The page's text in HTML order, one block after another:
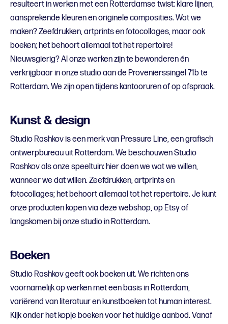
resulteert in werken met een Rotterdamse twist: klare lijnen,
aansprekende kleuren en originele composities. Wat we
maken? Zeefdrukken, artprints en fotocollages, maar ook
boeken; het behoort allemaal tot het repertoire!
Nieuwsgierig? Al onze werken zijn te bewonderen én
verkrijgbaar in onze studio aan de Provenierssingel 71b te
Rotterdam. We zijn open tijdens kantooruren of op afspraak.
Kunst & design
Studio Rashkov is een merk van Pressure Line, een grafisch
ontwerpbureau uit Rotterdam. We beschouwen Studio
Rashkov als onze speeltuin: hier doen we wat we willen,
wanneer we dat willen. Zeefdrukken, artprints en
fotocollages; het behoort allemaal tot het repertoire. Je kunt
onze producten kopen via deze webshop, op Etsy of
langskomen bij onze studio in Rotterdam.
Boeken
Studio Rashkov geeft ook boeken uit. We richten ons
voornamelijk op werken met een basis in Rotterdam,
variërend van literatuur en kunstboeken tot human interest.
Kijk onder het kopje boeken voor het huidige aanbod. Vanaf